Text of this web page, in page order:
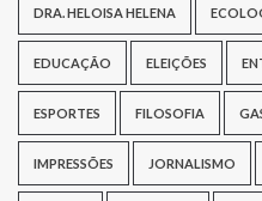
DRA. HELOISA HELENA
EDUCAÇÃO ELEIÇÕES
ESPORTES FILOSOFIA
IMPRESSÕES JORNALISMO